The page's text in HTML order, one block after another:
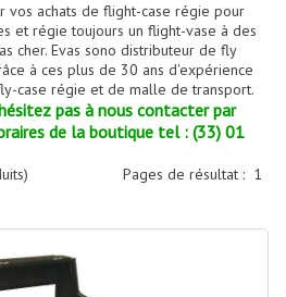
CATÉGORIES
Sonorisation
Pieds Cellules Diamants
Enceintes
Micro, Pieds De Régie
Cellule (s)
vos achats de flight-case régie pour
et régie toujours un flight-vase à des
cher. Evas sono distributeur de fly
à ces plus de 30 ans d'expérience
case régie et de malle de transport.
pas à nous contacter par
de la boutique tel : (33) 01
Pages de résultat : 1